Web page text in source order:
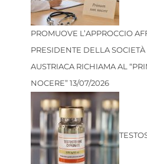
PROMUOVE L’APPROCCIO
PRESIDENTE DELLA
AUSTRIACA RICHIAMA AL
NOCERE”13/07/2026